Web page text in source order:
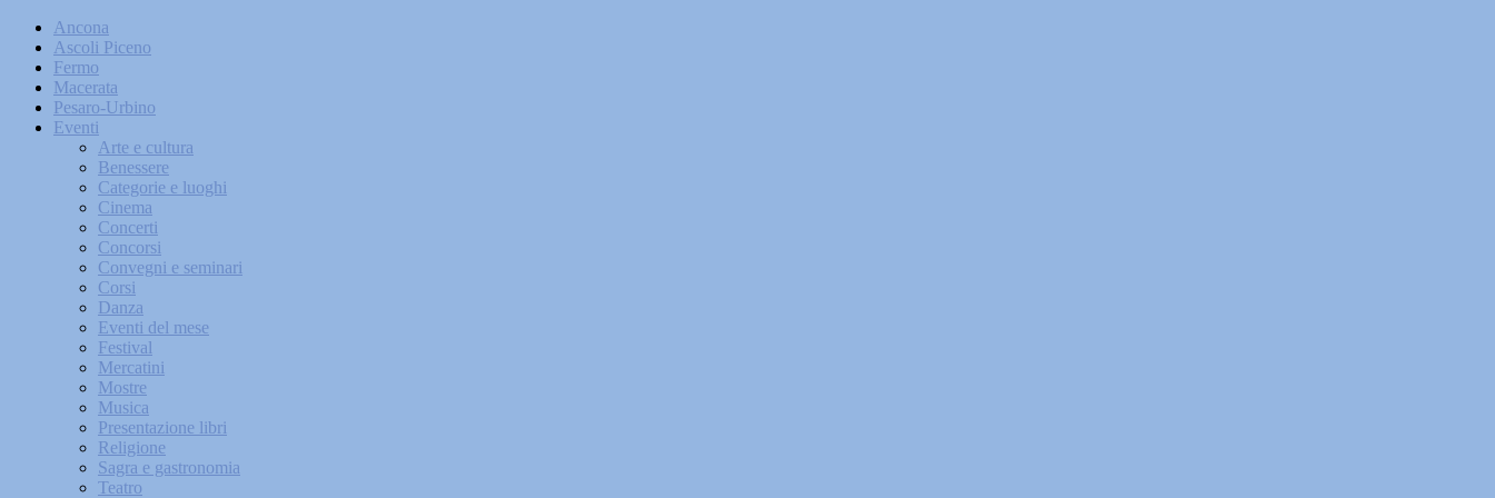
Ancona
Ascoli Piceno
Fermo
Macerata
Pesaro-Urbino
Eventi
Arte e cultura
Benessere
Categorie e luoghi
Cinema
Concerti
Concorsi
Convegni e seminari
Corsi
Danza
Eventi del mese
Festival
Mercatini
Mostre
Musica
Presentazione libri
Religione
Sagra e gastronomia
Teatro